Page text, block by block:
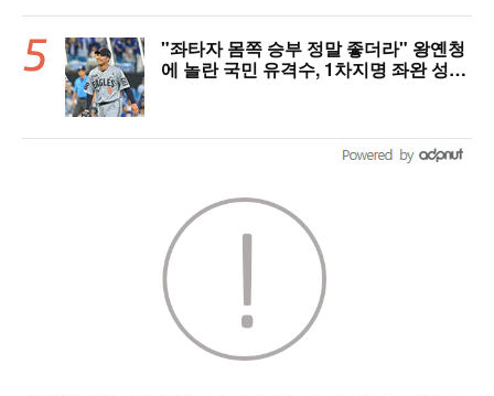
"좌타자 몸쪽 승부 정말 좋더라" 왕옌청
에 놀란 국민 유격수, 1차지명 좌완 성장